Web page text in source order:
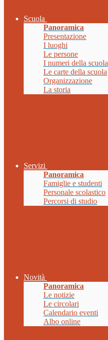
Scuola
Panoramica
Presentazione
I luoghi
Le persone
I numeri della scuola
Le carte della scuola
Organizzazione
La storia
Servizi
Panoramica
Famiglie e studenti
Personale scolastico
Percorsi di studio
Novità
Panoramica
Le notizie
Le circolari
Calendario eventi
Albo online